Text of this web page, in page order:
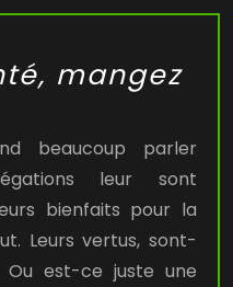
mangez
beaucoup parler
leur sont
bienfaits pour la
Leurs vertus, sont-
est-ce juste une